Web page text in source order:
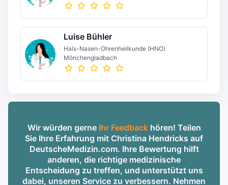
Luise Bühler
Hals-Nasen-Ohrenheilkunde (HNO)
Mönchengladbach
Wir würden gerne Ihr Feedbackhören! Teilen
Sie Ihre Erfahrung mit Christina Hendricks auf
DeutscheMedizin.com. Ihre Bewertung hilft
anderen, die richtige medizinische
Entscheidung zu treffen, und unterstützt uns
dabei, unseren Service zu verbessern. Nehmen